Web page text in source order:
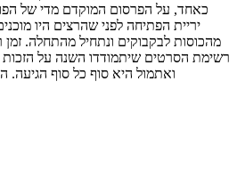
כאחד, על הפרסום המוקדם מדי של
יריית הפתיחה לפני שהרצים היו
מהכוסות לבקבוקים ונתחיל מהתחלה. זמן
רשימת הסרטים שיתמודדו השנה על הזכות
ואתמול היא סוף כל סוף הגיעה.